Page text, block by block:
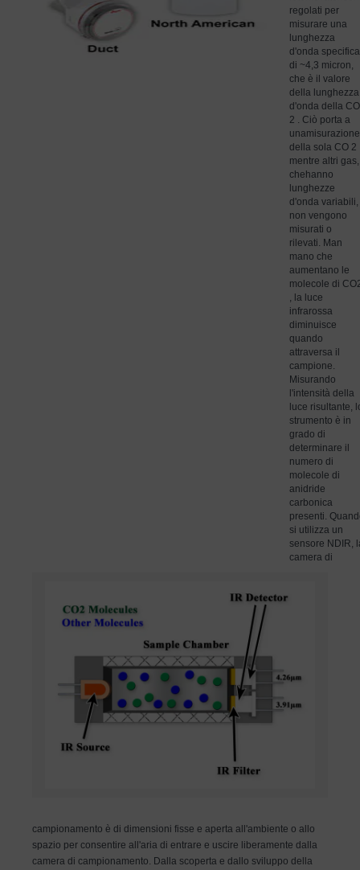
regolati per
misurare una
lunghezza
d'onda specifica
di ~4,3 micron,
che è il valore
della lunghezza
d'onda della CO
2 . Ciò porta a
unamisurazione
della sola CO 2
mentre altri gas,
che hanno
lunghezze
d'onda variabili,
non vengono
misurati o
rilevati. Man
mano che
aumentano le
molecole di CO
, la luce
infrarossa
diminuisce
quando
attraversa il
campione.
Misurando
l'intensità della
luce risultante,
strumento è in
grado di
determinare il
numero di
molecole di
anidride
carbonica
presenti.
si utilizza un
sensore NDIR,
camera di
campionamento è di dimensioni fisse e aperta all'ambiente o allo
spazio per consentire all'aria di entrare e uscire liberamente dalla
camera di campionamento. Dalla scoperta e dallo sviluppo della